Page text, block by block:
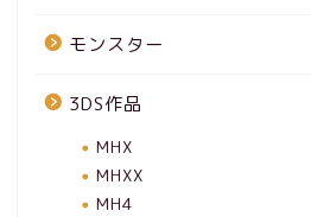
モンスター
3DS作品
MHX
MHXX
MH4